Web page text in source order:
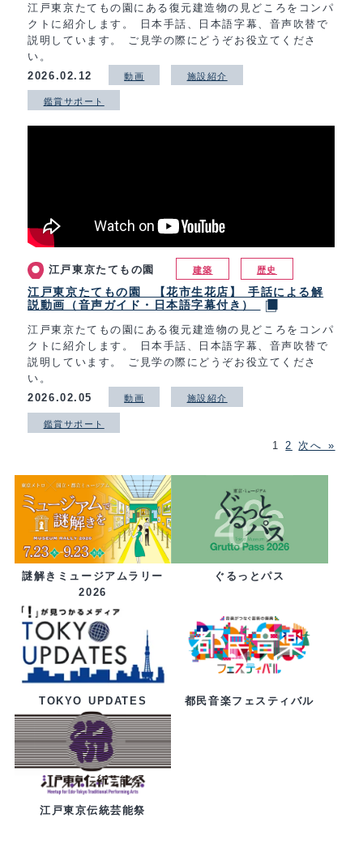
江戸東京たてもの園にある復元建造物の見どころをコンパ
クトに紹介します。 日本手話、日本語字幕、音声吹替で
説明しています。 ご見学の際にどうぞお役立てくださ
い。
2026.02.12
動画 施設紹介
鑑賞サポート
江戸東京たてもの園 建築 歴史
江戸東京たてもの園 【花市生花店】 手話による解
説動画（音声ガイド・日本語字幕付き）
江戸東京たてもの園にある復元建造物の見どころをコンパ
クトに紹介します。 日本手話、日本語字幕、音声吹替で
説明しています。 ご見学の際にどうぞお役立てくださ
い。
2026.02.05
動画 施設紹介
鑑賞サポート
1 2 次へ »
謎解きミュージアムラリー
2026
ぐるっとパス
TOKYO UPDATES 都民音楽フェスティバル
江戸東京伝統芸能祭